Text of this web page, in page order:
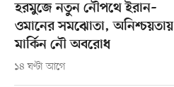
হরমুজে নতুন নৌপথে ইরান–
ওমানের সমঝোতা, অনিশ্চয়তায়
মার্কিন নৌ অবরোধ
১৪ ঘণ্টা আগে